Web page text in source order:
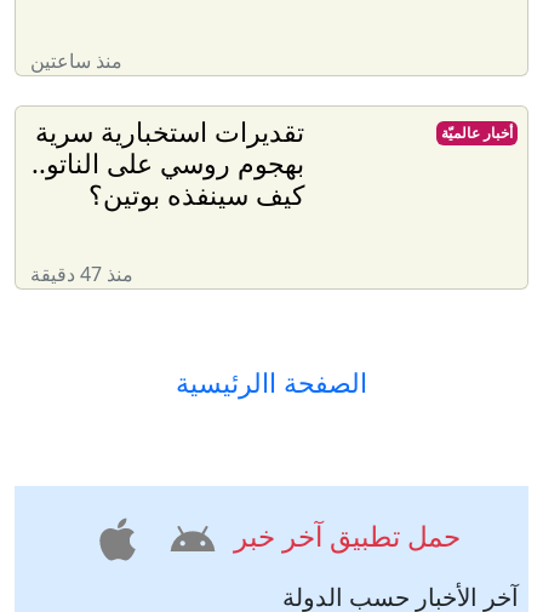
منذ ساعتين
تقديرات استخبارية سرية
بهجوم روسي على الناتو..
كيف سينفذه بوتين؟
منذ 47 دقيقة
أخبار عالميّة
الصفحة االرئيسية
حمل تطبيق آخر خبر
آخر الأخبار حسب الدولة